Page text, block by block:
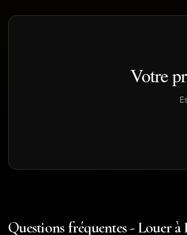
Votre
Questions fréquentes - Louer